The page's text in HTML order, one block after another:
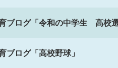
ログ「令和の中学生 高校選
ログ「高校野球」